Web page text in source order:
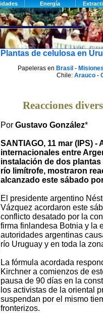
Plantas de celulosa en
Papeleras en Brasil -
Chile: Arauco-
Reacciones
Por Gustavo González*
SANTIAGO, 11 mar (IPS)
internacionales entre
instalación de dos
río limítrofe, mostraron
alcanzado este sábado
El presidente argentino
Vázquez acordaron este
conflicto desatado por la
firma finlandesa Botnia y la
autoridades argentinas
río Uruguay y en toda la
La fórmula acordada
Kirchner a comienzos de
pausa de 90 días en la
los activistas de la oriental
suspendan por el mismo
fronterizos.